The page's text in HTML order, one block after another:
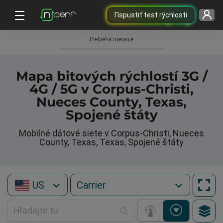
Пspustiť test rýchlosti
Prebieha meranie
Mapa bitových rýchlostí 3G /
4G / 5G v Corpus-Christi,
Nueces County, Texas,
Spojené štáty
Mobilné dátové siete v Corpus-Christi, Nueces
County, Texas, Texas, Spojené štáty
US